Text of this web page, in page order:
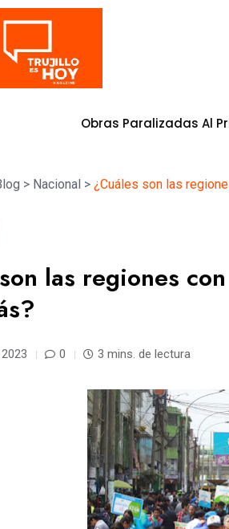
Al Primer Trimestre
> Nacional > ¿Cuáles son las
las regiones
0 3 mins. de lectura